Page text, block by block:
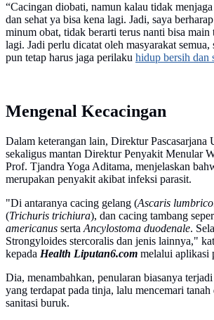
“Cacingan diobati, namun kalau tidak
dan sehat ya bisa kena lagi. Jadi, saya
minum obat, tidak berarti terus nanti bisa main
lagi. Jadi perlu dicatat oleh masyarakat semua,
pun tetap harus jaga perilaku hidup bersih dan
Mengenal Kecacingan
Dalam keterangan lain, Direktur Pascasarjana
sekaligus mantan Direktur Penyakit Menular
Prof. Tjandra Yoga Aditama, menjelaskan
merupakan penyakit akibat infeksi parasit.
"Di antaranya cacing gelang (Ascaris
(Trichuris trichiura), dan cacing tambang
americanus serta Ancylostoma duodenale.
Strongyloides stercoralis dan jenis lainnya,"
kepada Health Liputan6.com melalui aplikasi
Dia, menambahkan, penularan biasanya
yang terdapat pada tinja, lalu mencemari tanah
sanitasi buruk.